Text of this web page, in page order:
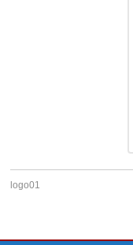
logo01